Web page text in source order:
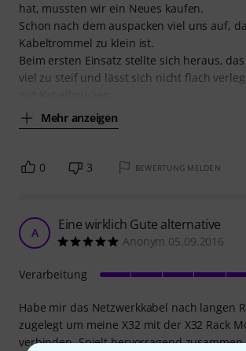
hat, mussten wir ein Neues kaufen.
Schon nach dem auspacken viel uns auf,
Kabeltrommel zu klein ist.
Beim ersten Einsatz stellte sich heraus,
viel zu steif und lässt sich nicht flach
Mehr anzeigen
0 3 BEWERTUNG MELDEN
A Eine wirklich Gute alternative
Anonym 05.09.2016
Habe mir das Netzwerkkabel nach langen
zugelegt um meine X32 mit der X32 Rack
verbinden. Spielt hervorragend zusammen
Verarbeitung